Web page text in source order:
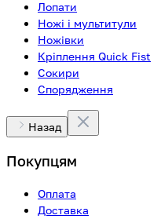
Лопати
Ножі і мультитули
Ножівки
Кріплення Quick Fist
Сокири
Спорядження
Назад
Покупцям
Оплата
Доставка